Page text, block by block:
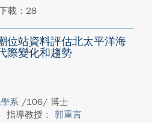
載：28
位站資料評估北太平洋海
際變化和趨勢
系 /106/ 博士
指導教授： 郭重言